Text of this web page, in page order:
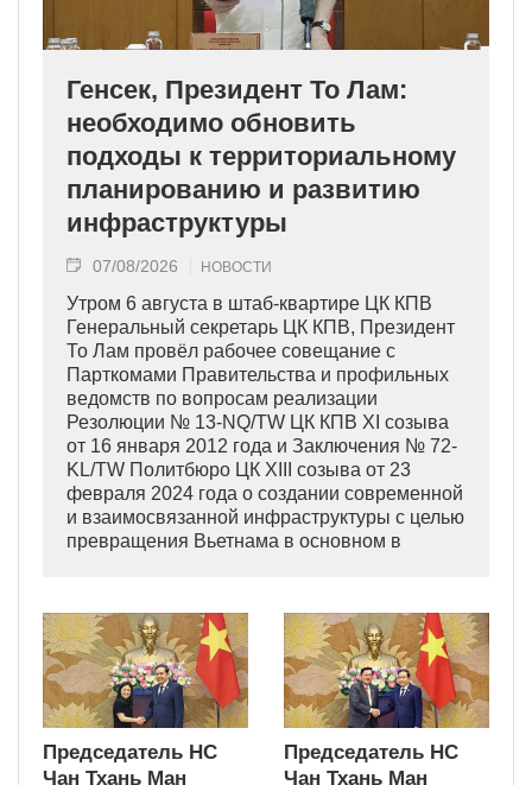
Генсек, Президент То Лам:
необходимо обновить
подходы к территориальному
планированию и развитию
инфраструктуры
07/08/2026 НОВОСТИ
Утром 6 августа в штаб-квартире ЦК КПВ
Генеральный секретарь ЦК КПВ, Президент
То Лам провёл рабочее совещание с
Парткомами Правительства и профильных
ведомств по вопросам реализации
Резолюции № 13-NQ/TW ЦК КПВ XI созыва
от 16 января 2012 года и Заключения № 72-
KL/TW Политбюро ЦК XIII созыва от 23
февраля 2024 года о создании современной
и взаимосвязанной инфраструктуры с целью
превращения Вьетнама в основном в
Председатель НС
Чан Тхань Ман
Председатель НС
Чан Тхань Ман